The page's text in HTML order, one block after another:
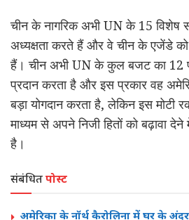
चीन के नागरिक अभी UN के 15 विशेष
अध्यक्षता करते हैं और वे चीन के एजेंडे
हैं। चीन अभी UN के कुल बजट का 12
प्रदान करता है और इस प्रकार वह
बड़ा योगदान करता है, लेकिन इस
माध्यम से अपने निजी हितों को बढ़ावा
है।
संबंधितपोस्ट
अमेरिका के नॉर्थ कैरोलिना में घर के